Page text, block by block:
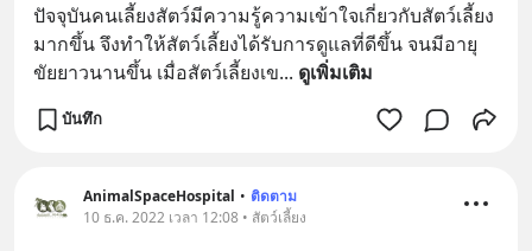
ปัจจุบันคนเลี้ยงสัตว์มีความรู้ความเข้าใจเกี่ยวกับสัตว์เลี้ยง
มากขึ้น จึงทำให้สัตว์เลี้ยงได้รับการดูแลที่ดีขึ้น จนมีอายุ
ขัยยาวนานขึ้น เมื่อสัตว์เลี้ยงเข... ดูเพิ่มเติม
บันทึก
AnimalSpaceHospital • ติดตาม
10 ธ.ค. 2022 เวลา 12:08 • สัตว์เลี้ยง